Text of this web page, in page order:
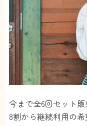
今まで全6回セット
8割から継続利用の